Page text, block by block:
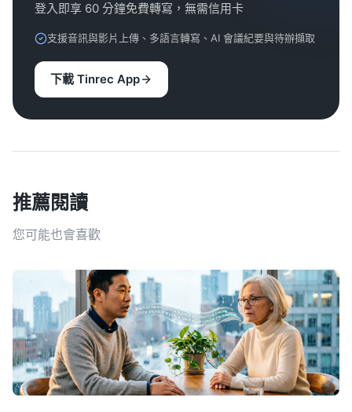
登入即享 60 分鐘免費轉寫，無需信用卡
支援音訊與影片上傳、多語言轉寫、AI 會議紀要與待辦擷取
下載 Tinrec App
推薦閱讀
您可能也會喜歡